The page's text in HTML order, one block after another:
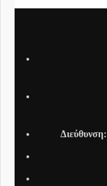
Διεύθυνση: